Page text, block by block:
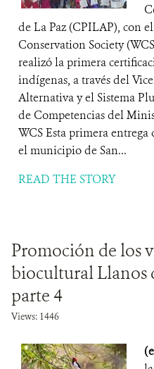
de La Paz (CPILAP), con
Conservation Society
realizó la primera
indígenas, a través del
Alternativa y el Sistema
de Competencias del
WCS Esta primera
el municipio de San...
READ THE STORY
Promoción de los
biocultural Llanos
parte 4
Views: 1446